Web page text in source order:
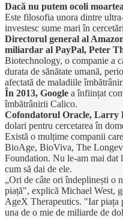
Dacă nu putem ocoli
Este filosofia unora dintre
investesc sume mari în
Directorul general al
miliardar al PayPal, Peter
Biotechnology, o companie a
durata de sănătate umană,
afectată de maladiile
În 2013, Google a înființat
îmbătrânirii Calico.
Cofondatorul Oracle, Larry
dolari pentru cercetarea în
Există o mulțime companii
BioAge, BioViva, The
Foundation. Nu le-am mai dat
cum să dai de ele.
„Ori de câte ori îndeplinești o
piață", explică Michael West,
AgeX Therapeutics. "Iar piața
una de o mie de miliarde de